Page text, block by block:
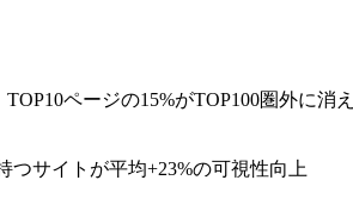
ページの15%がTOP100圏外に消
つサイトが平均+23%の可視性向上